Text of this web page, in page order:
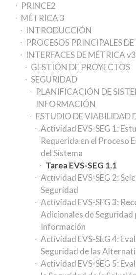
PRINCE2
MÉTRICA 3
INTRODUCCIÓN
PROCESOS PRINCIPALES
INTERFACES DE MÉTRICA v3
GESTIÓN DE PROYECTOS
SEGURIDAD
PLANIFICACIÓN DE
INFORMACIÓN
ESTUDIO DE VIABILIDAD
Actividad EVS-SEG 1:
Requerida en el Proceso
del Sistema
Tarea EVS-SEG 1.1
Actividad EVS-SEG 2:
Seguridad
Actividad EVS-SEG 3:
Adicionales de Seguridad
Información
Actividad EVS-SEG 4:
Seguridad de las
Actividad EVS-SEG 5: